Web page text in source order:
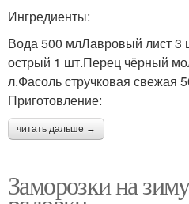
Ингредиенты:
Вода 500 млЛавровый лист 3
острый 1 шт.Перец чёрный
л.Фасоль стручковая свежая
Приготовление:
читать дальше →
Заморозки на